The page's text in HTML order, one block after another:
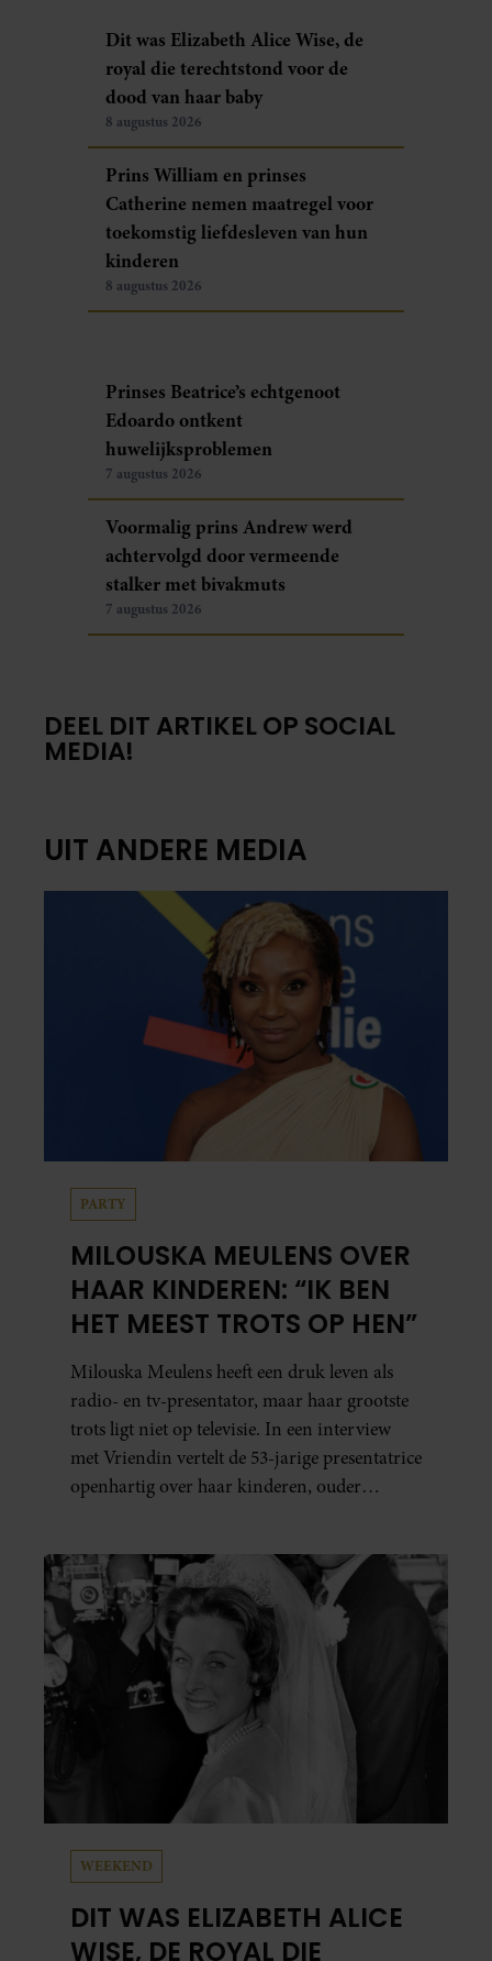
Dit was Elizabeth Alice Wise, de
royal die terechtstond voor de
dood van haar baby
8 augustus 2026
Prins William en prinses
Catherine nemen maatregel voor
toekomstig liefdesleven van hun
kinderen
8 augustus 2026
Prinses Beatrice’s echtgenoot
Edoardo ontkent
huwelijksproblemen
7 augustus 2026
Voormalig prins Andrew werd
achtervolgd door vermeende
stalker met bivakmuts
7 augustus 2026
DEEL DIT ARTIKEL OP SOCIAL
MEDIA!
UIT ANDERE MEDIA
PARTY
MILOUSKA MEULENS OVER
HAAR KINDEREN: “IK BEN
HET MEEST TROTS OP HEN”
Milouska Meulens heeft een druk leven als
radio- en tv-presentator, maar haar grootste
trots ligt niet op televisie. In een interview
met Vriendin vertelt de 53-jarige presentatrice
openhartig over haar kinderen, ouder
welke levenslessen haar vandaag de dag het
meest bezighouden.
WEEKEND
DIT WAS ELIZABETH ALICE
WISE, DE ROYAL DIE